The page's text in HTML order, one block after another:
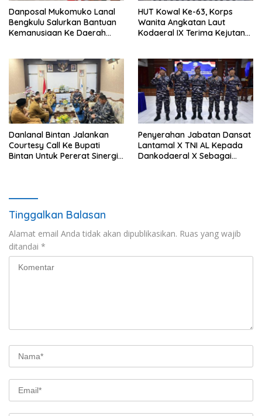
Danposal Mukomuko Lanal
Bengkulu Salurkan Bantuan
Kemanusiaan Ke Daerah
HUT Kowal Ke-63, Korps
Wanita Angkatan Laut
Kodaeral IX Terima Kejutan
Danlanal Bintan Jalankan
Courtesy Call Ke Bupati
Bintan Untuk Pererat Sinergi
Penyerahan Jabatan Dansat
Lantamal X TNI AL Kepada
Dankodaeral X Sebagai
Tinggalkan Balasan
Alamat email Anda tidak akan dipublikasikan. Ruas yang wajib
ditandai *